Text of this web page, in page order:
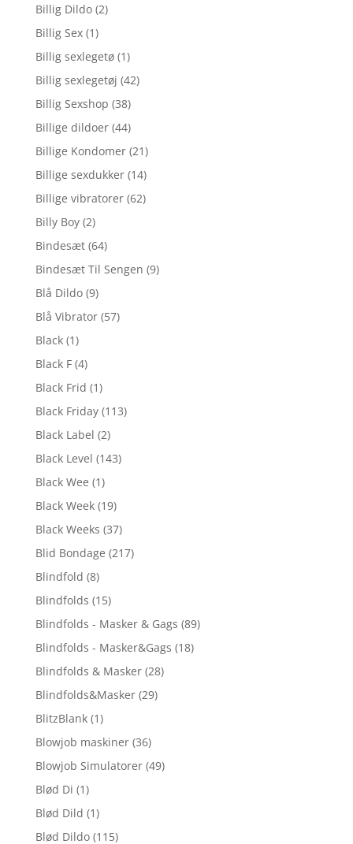
Billig Dildo (2)
Billig Sex (1)
Billig sexlegetø (1)
Billig sexlegetøj (42)
Billig Sexshop (38)
Billige dildoer (44)
Billige Kondomer (21)
Billige sexdukker (14)
Billige vibratorer (62)
Billy Boy (2)
Bindesæt (64)
Bindesæt Til Sengen (9)
Blå Dildo (9)
Blå Vibrator (57)
Black (1)
Black F (4)
Black Frid (1)
Black Friday (113)
Black Label (2)
Black Level (143)
Black Wee (1)
Black Week (19)
Black Weeks (37)
Blid Bondage (217)
Blindfold (8)
Blindfolds (15)
Blindfolds - Masker & Gags (89)
Blindfolds - Masker&Gags (18)
Blindfolds & Masker (28)
Blindfolds&Masker (29)
BlitzBlank (1)
Blowjob maskiner (36)
Blowjob Simulatorer (49)
Blød Di (1)
Blød Dild (1)
Blød Dildo (115)